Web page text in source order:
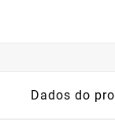
Dados do